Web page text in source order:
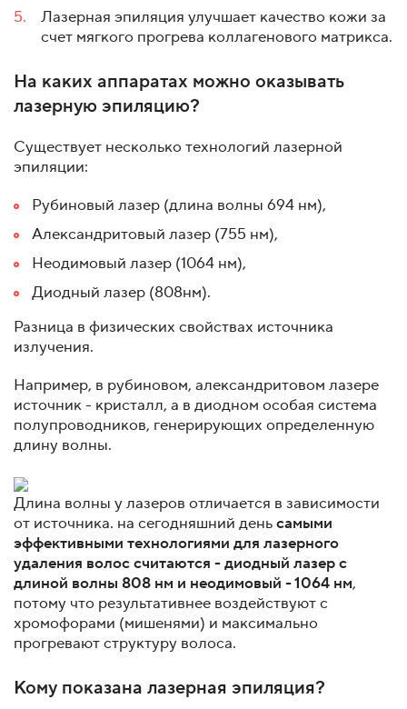
Лазерная эпиляция улучшает качество кожи за
счет мягкого прогрева коллагенового матрикса.
На каких аппаратах можно оказывать
лазерную эпиляцию?
Существует несколько технологий лазерной
эпиляции:
Рубиновый лазер (длина волны 694 нм),
Александритовый лазер (755 нм),
Неодимовый лазер (1064 нм),
Диодный лазер (808нм).
Разница в физических свойствах источника
излучения.
Например, в рубиновом, александритовом лазере
источник - кристалл, а в диодном особая система
полупроводников, генерирующих определенную
длину волны.
Длина волны у лазеров отличается в зависимости
от источника. на сегодняшний деньсамыми
эффективными технологиями для лазерного
удаления волос считаются - диодный лазер с
длиной волны 808 нм и неодимовый - 1064 нм,
потому что результативнее воздействуют с
хромофорами (мишенями) и максимально
прогревают структуру волоса.
Кому показана лазерная эпиляция?